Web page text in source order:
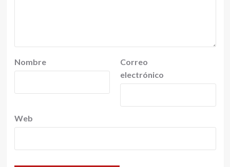
Nombre
Correo
electrónico
Web